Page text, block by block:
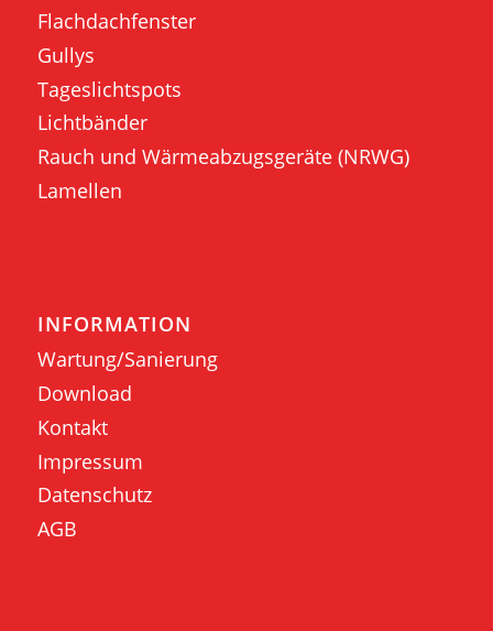
Flachdachfenster
Gullys
Tageslichtspots
Lichtbänder
Rauch und Wärmeabzugsgeräte (NRWG)
Lamellen
INFORMATION
Wartung/Sanierung
Download
Kontakt
Impressum
Datenschutz
AGB